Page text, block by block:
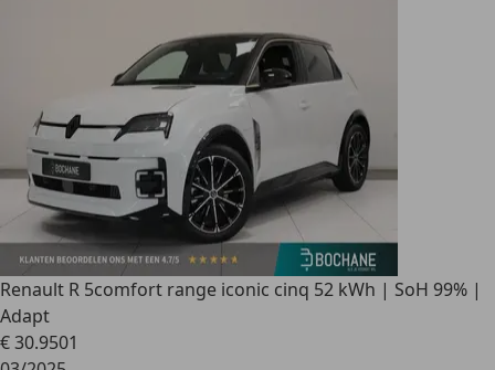
Renault R 5comfort range iconic cinq 52 kWh | SoH 99% |
Adapt
€ 30.9501